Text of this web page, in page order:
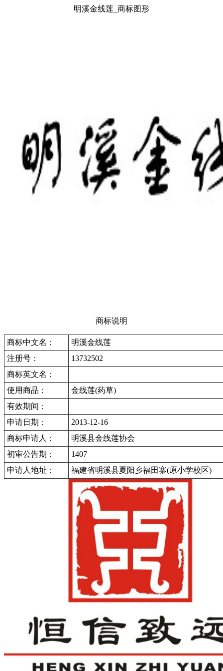
明溪金线莲_商标图形
商标说明
商标中文名：
明溪金线莲
注册号：
13732502
商标英文名：
使用商品：
金线莲(药草)
有效期间：
申请日期：
2013-12-16
商标申请人：
明溪县金线莲协会
初审公告期：
1407
申请人地址：
福建省明溪县夏阳乡福田寨(原小学校区)